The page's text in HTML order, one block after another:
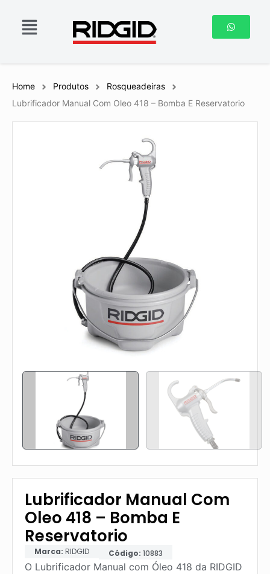
Home Produtos
Rosqueadeiras
Lubrificador Manual Com Oleo 418 – Bomba E Reservatorio
Lubrificador Manual Com
Oleo 418 – Bomba E
Reservatorio
Marca: RIDGID Código: 10883
O Lubrificador Manual com Óleo 418 da RIDGID